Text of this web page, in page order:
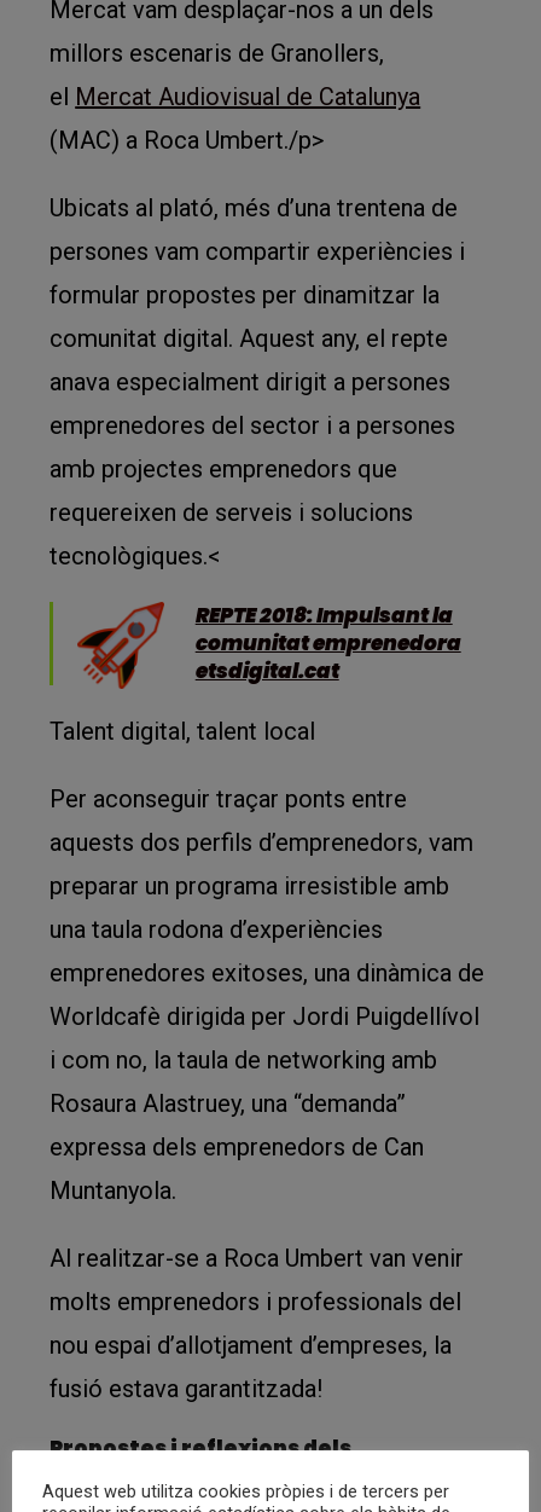
Mercat vam desplaçar-nos a un dels
millors escenaris de Granollers,
el Mercat Audiovisual de Catalunya
(MAC) a Roca Umbert./p>
Ubicats al plató, més d’una trentena de
persones vam compartir experiències i
formular propostes per dinamitzar la
comunitat digital. Aquest any, el repte
anava especialment dirigit a persones
emprenedores del sector i a persones
amb projectes emprenedors que
requereixen de serveis i solucions
tecnològiques.<
REPTE 2018: Impulsant la
comunitat emprenedora
etsdigital.cat
Talent digital, talent local
Per aconseguir traçar ponts entre
aquests dos perfils d’emprenedors, vam
preparar un programa irresistible amb
una taula rodona d’experiències
emprenedores exitoses, una dinàmica de
Worldcafè dirigida per Jordi Puigdellívol
i com no, la taula de networking amb
Rosaura Alastruey, una “demanda”
expressa dels emprenedors de Can
Muntanyola.
Al realitzar-se a Roca Umbert van venir
molts emprenedors i professionals del
nou espai d’allotjament d’empreses, la
fusió estava garantitzada!
Propostes i reflexions dels
Aquest web utilitza cookies pròpies i de tercers per